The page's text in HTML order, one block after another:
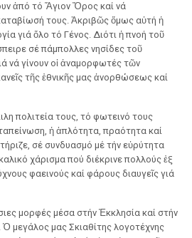
ἀπό τό Ἅγιον Ὄρος καί νά
τους. Ἀκριβῶς ὅμως αὐτή ἡ
γιά ὅλο τό Γένος. Διότι ἡ πνοή τοῦ
σέ πάμπολλες νησίδες τοῦ
νά γίνουν οἱ ἀναμορφωτές τῶν
τῆς ἐθνικῆς μας ἀνορθώσεως καί
πολιτεία τους, τό φω­τεινό τους
ἡ ἁπλότητα, πραότητα καί
σέ συνδυασμό μέ τήν εὐρύτητα
χάρισμα πού διέκρινε πολλούς ἐξ
φαεινούς καί φάρους διαυγεῖς γιά
μορφές μέσα στήν Ἐκκλησία καί στήν
μεγάλος μας Σκιαθίτης λογοτέχνης